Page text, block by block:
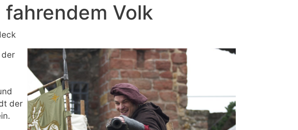
fahrendem Volk
der